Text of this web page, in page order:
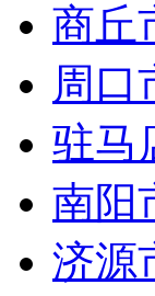
商丘
周口
驻马
南阳
济源